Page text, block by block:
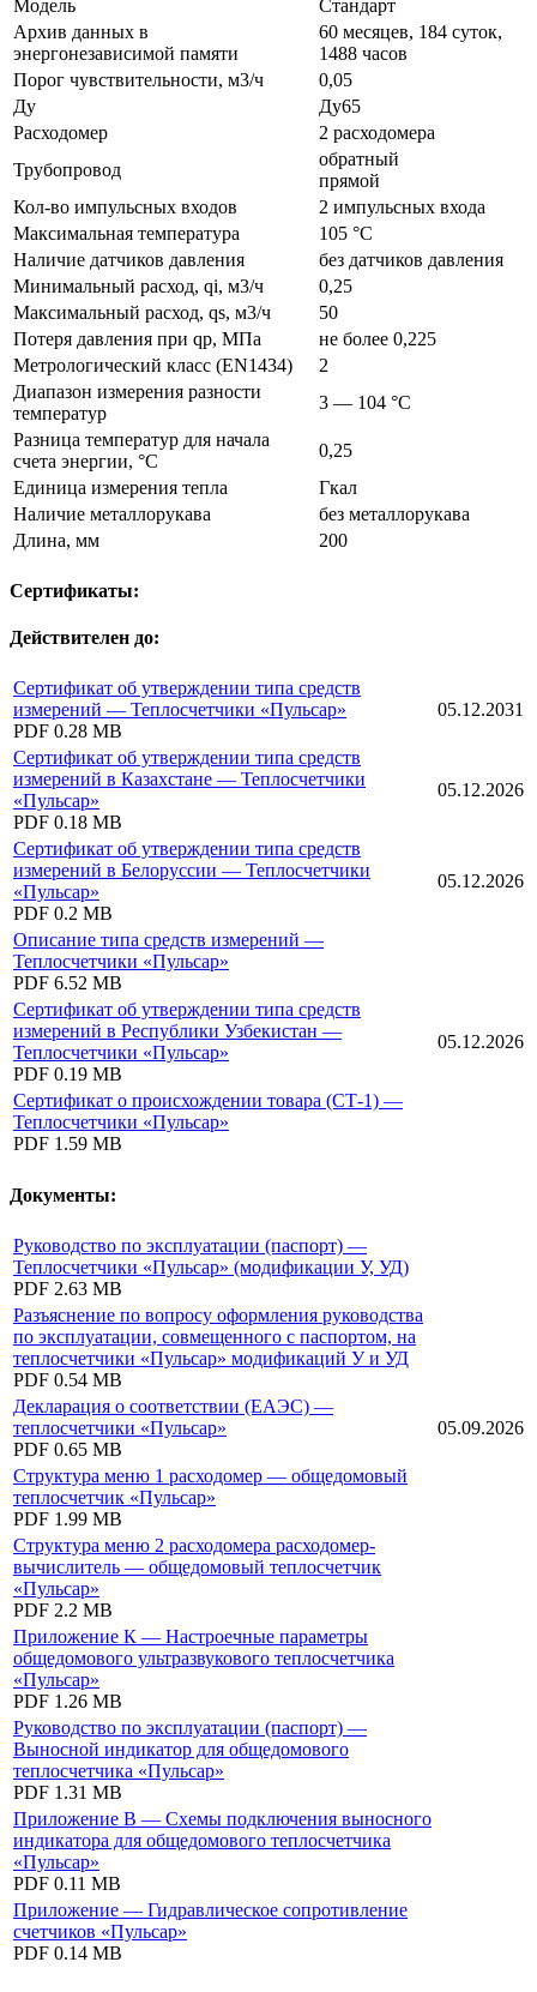
Модель
Стандарт
Архив данных в
энергонезависимой памяти
60 месяцев, 184 суток,
1488 часов
Порог чувствительности, м3/ч
0,05
Ду
Ду65
Расходомер
2 расходомера
Трубопровод
обратный
прямой
Кол-во импульсных входов
2 импульсных входа
Максимальная температура
105 °C
Наличие датчиков давления
без датчиков давления
Минимальный расход, qi, м3/ч
0,25
Максимальный расход, qs, м3/ч
50
Потеря давления при qp, МПа
не более 0,225
Метрологический класс (EN1434)
2
Диапазон измерения разности
температур
3 — 104 °C
Разница температур для начала
счета энергии, °C
0,25
Единица измерения тепла
Гкал
Наличие металлорукава
без металлорукава
Длина, мм
200
Сертификаты:
Действителен до:
Сертификат об утверждении типа средств
измерений — Теплосчетчики «Пульсар»
PDF 0.28 MB
05.12.2031
Сертификат об утверждении типа средств
измерений в Казахстане — Теплосчетчики
«Пульсар»
PDF 0.18 MB
05.12.2026
Сертификат об утверждении типа средств
измерений в Белоруссии — Теплосчетчики
«Пульсар»
PDF 0.2 MB
05.12.2026
Описание типа средств измерений —
Теплосчетчики «Пульсар»
PDF 6.52 MB
Сертификат об утверждении типа средств
измерений в Республики Узбекистан —
Теплосчетчики «Пульсар»
PDF 0.19 MB
05.12.2026
Сертификат о происхождении товара (СТ-1) —
Теплосчетчики «Пульсар»
PDF 1.59 MB
Документы:
Руководство по эксплуатации (паспорт) —
Теплосчетчики «Пульсар» (модификации У, УД)
PDF 2.63 MB
Разъяснение по вопросу оформления руководства
по эксплуатации, совмещенного с паспортом, на
теплосчетчики «Пульсар» модификаций У и УД
PDF 0.54 MB
Декларация о соответствии (ЕАЭС) —
теплосчетчики «Пульсар»
PDF 0.65 MB
05.09.2026
Структура меню 1 расходомер — общедомовый
теплосчетчик «Пульсар»
PDF 1.99 MB
Структура меню 2 расходомера расходомер-
вычислитель — общедомовый теплосчетчик
«Пульсар»
PDF 2.2 MB
Приложение К — Настроечные параметры
общедомового ультразвукового теплосчетчика
«Пульсар»
PDF 1.26 MB
Руководство по эксплуатации (паспорт) —
Выносной индикатор для общедомового
теплосчетчика «Пульсар»
PDF 1.31 MB
Приложение В — Схемы подключения выносного
индикатора для общедомового теплосчетчика
«Пульсар»
PDF 0.11 MB
Приложение — Гидравлическое сопротивление
счетчиков «Пульсар»
PDF 0.14 MB